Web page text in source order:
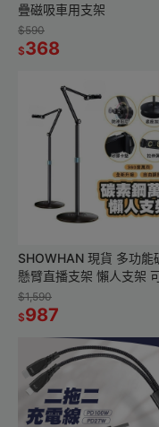
疊磁吸車用支架
$590
$368
SHOWHAN 現貨 多功能
懸臂直播支架 懶人支架
支架 直播神器 手機平板
板支架 自拍支架
$1,590
$987